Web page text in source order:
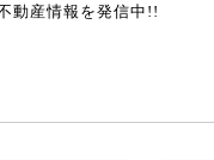
動産情報を発信中!!